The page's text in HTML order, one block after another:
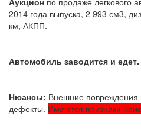
2014 года выпуска, 2 993 см3,
км, АКПП.
Автомобиль заводится и едет.
Нюансы: Внешние
дефекты. Имеются признаки